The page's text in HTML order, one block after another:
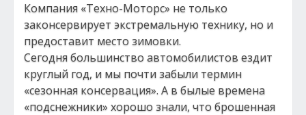
Компания «Техно-Моторс» не только
законсервирует экстремальную технику, но и
предоставит место зимовки.
Сегодня большинство автомобилистов ездит
круглый год, и мы почти забыли термин
«сезонная консервация». А в былые времена
«подснежники» хорошо знали, что брошенная